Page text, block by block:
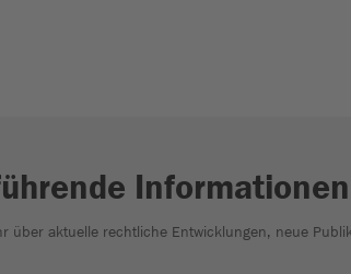
Informationen
über aktuelle rechtliche Entwicklungen, neue